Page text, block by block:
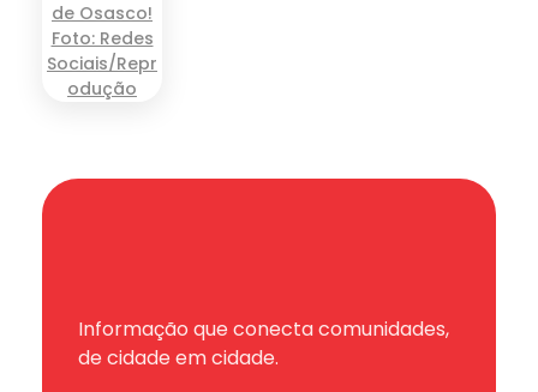
Informação que conecta comunidades,
de cidade em cidade.